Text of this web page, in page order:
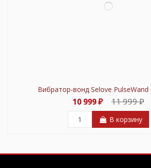
Вибратор-вонд Selove
10 999 ₽ 11 999 ₽
В корзину